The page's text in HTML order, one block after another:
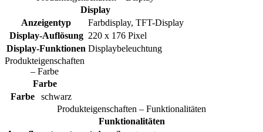
Display
Anzeigentyp
Farbdisplay, TFT-Display
Display-Auflösung 220 x 176 Pixel
Display-Funktionen Displaybeleuchtung
Produkteigenschaften
– Farbe
Farbe
Farbe
schwarz
Produkteigenschaften – Funktionalitäten
Funktionalitäten